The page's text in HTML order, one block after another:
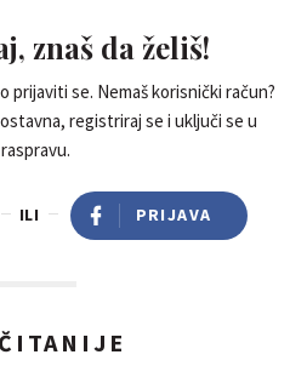
znaš da želiš!
prijaviti se. Nemaš korisnički račun?
registriraj se i uključi se u
raspravu.
ILI PRIJAVA